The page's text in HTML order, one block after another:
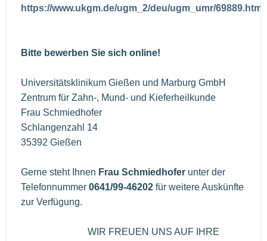
https://www.ukgm.de/ugm_2/deu/ugm_umr/69889.html
Bitte bewerben Sie sich online!
Universitätsklinikum Gießen und Marburg GmbH
Zentrum für Zahn-, Mund- und Kieferheilkunde
Frau Schmiedhofer
Schlangenzahl 14
35392 Gießen
Gerne steht Ihnen Frau Schmiedhofer unter der
Telefonnummer 0641/99-46202 für weitere Auskünfte
zur Verfügung.
WIR FREUEN UNS AUF IHRE